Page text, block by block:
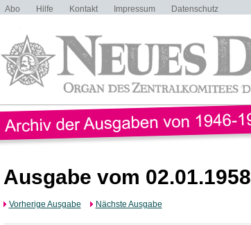
Abo Hilfe Kontakt Impressum Datenschutz
Ausgabe vom 02.01.1958
Vorherige Ausgabe Nächste Ausgabe